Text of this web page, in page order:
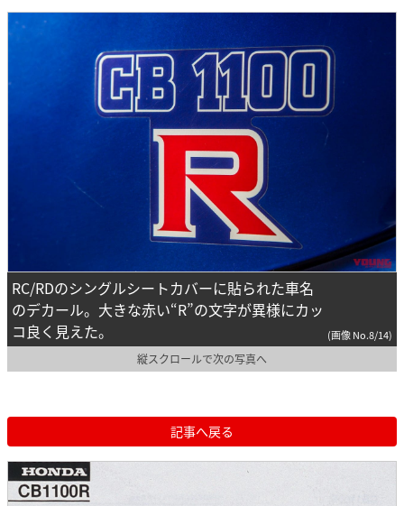
RC/RDのシングルシートカバーに貼られた車名
のデカール。大きな赤い“R”の文字が異様にカッ
コ良く見えた。
(画像 No.8/14)
縦スクロールで次の写真へ
記事へ戻る